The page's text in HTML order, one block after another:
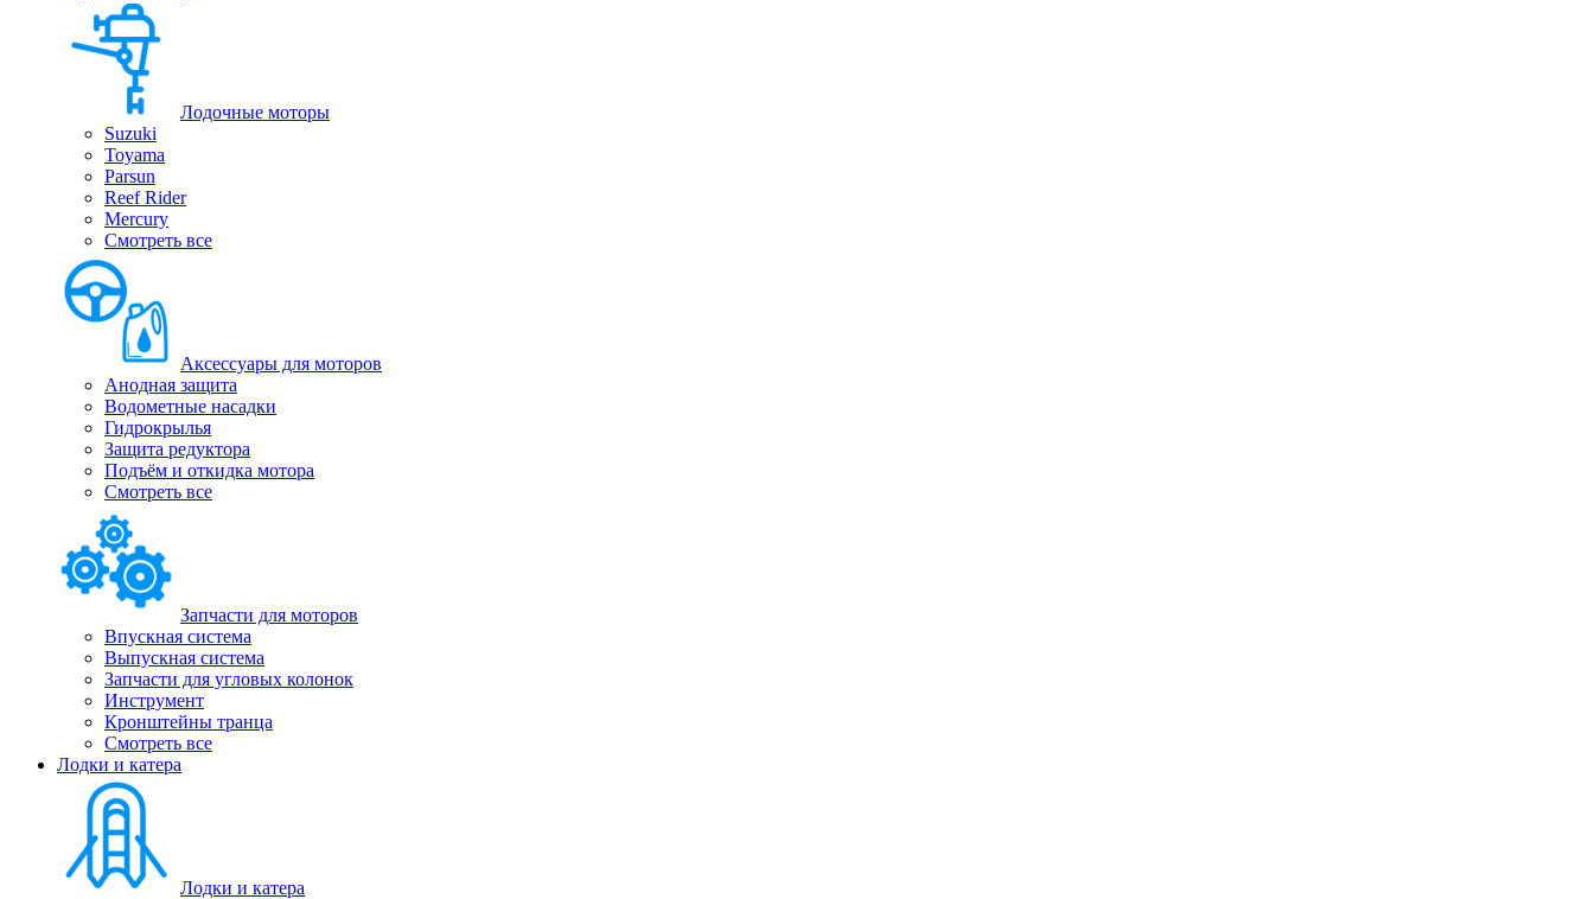
Лодочные моторы
Suzuki
Toyama
Parsun
Reef Rider
Mercury
Смотреть все
Аксессуары для моторов
Анодная защита
Водометные насадки
Гидрокрылья
Защита редуктора
Подъём и откидка мотора
Смотреть все
Запчасти для моторов
Впускная система
Выпускная система
Запчасти для угловых колонок
Инструмент
Кронштейны транца
Смотреть все
Лодки и катера
Лодки и катера